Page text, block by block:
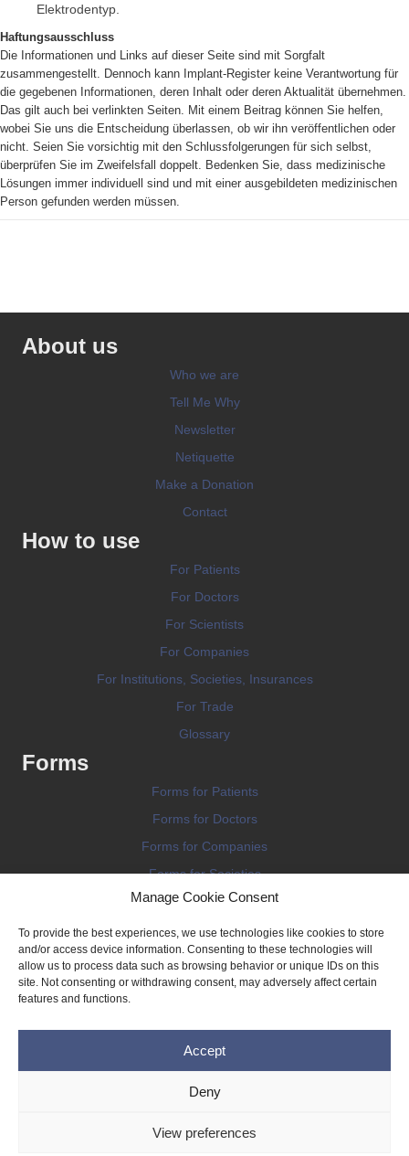
Manage Cookie Consent
To provide the best experiences, we use technologies like cookies to store
and/or access device information. Consenting to these technologies will
allow us to process data such as browsing behavior or unique IDs on this
site. Not consenting or withdrawing consent, may adversely affect certain
features and functions.
Accept
Deny
View preferences
Elektrodentyp.
Haftungsausschluss
Die Informationen und Links auf dieser Seite sind mit Sorgfalt
zusammengestellt. Dennoch kann Implant-Register keine Verantwortung für
die gegebenen Informationen, deren Inhalt oder deren Aktualität übernehmen.
Das gilt auch bei verlinkten Seiten. Mit einem Beitrag können Sie helfen,
wobei Sie uns die Entscheidung überlassen, ob wir ihn veröffentlichen oder
nicht. Seien Sie vorsichtig mit den Schlussfolgerungen für sich selbst,
überprüfen Sie im Zweifelsfall doppelt. Bedenken Sie, dass medizinische
Lösungen immer individuell sind und mit einer ausgebildeten medizinischen
Person gefunden werden müssen.
About us
Who we are
Tell Me Why
Newsletter
Netiquette
Make a Donation
Contact
How to use
For Patients
For Doctors
For Scientists
For Companies
For Institutions, Societies, Insurances
For Trade
Glossary
Forms
Forms for Patients
Forms for Doctors
Forms for Companies
Forms for Societies
Forms for Information
Privacy Policy
Cookie Policy (EU)